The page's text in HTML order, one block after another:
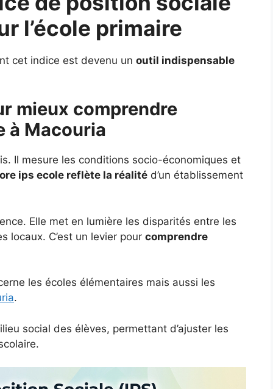
l’école primaire
cet indice est devenu un outil indispensable
mieux comprendre
à Macouria
Il mesure les conditions socio-économiques et
ips ecole reflète la réalité d’un établissement
Elle met en lumière les disparités entre les
locaux. C’est un levier pour comprendre
les écoles élémentaires mais aussi les
.
social des élèves, permettant d’ajuster les